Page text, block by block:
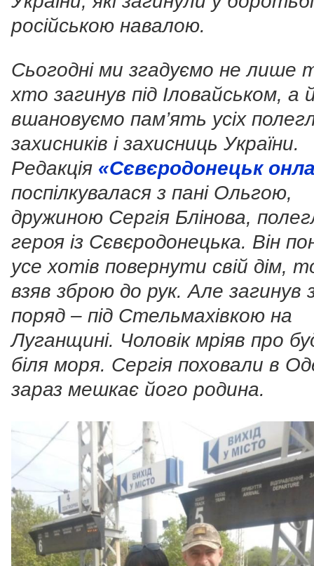
російською навалою.
Сьогодні ми згадуємо не лише
хто загинув під Іловайськом, а
вшановуємо пам’ять усіх
захисників і захисниць України.
Редакція «Сєвєродонецьк
поспілкувалася з пані Ольгою,
дружиною Сергія Блінова,
героя із Сєвєродонецька. Він
усе хотів повернути свій дім,
взяв зброю до рук. Але загинув
поряд – під Стельмахівкою на
Луганщині. Чоловік мріяв про
біля моря. Сергія поховали в
зараз мешкає його родина.